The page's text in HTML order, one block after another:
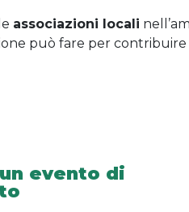
associazioni locali
può fare per contribuire
evento di